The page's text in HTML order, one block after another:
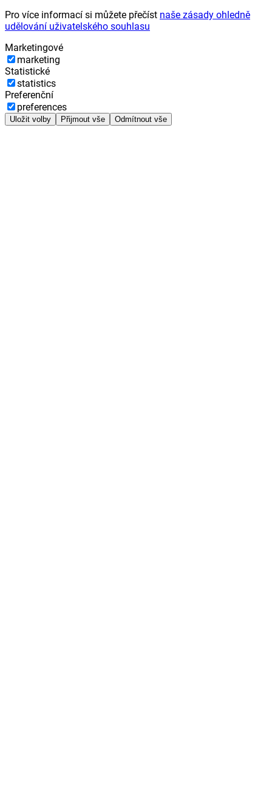
Pro více informací si můžete přečíst naše zásady ohledně
udělování uživatelského souhlasu
Marketingové
marketing
Statistické
statistics
Preferenční
preferences
Uložit volby Přijmout vše Odmítnout vše